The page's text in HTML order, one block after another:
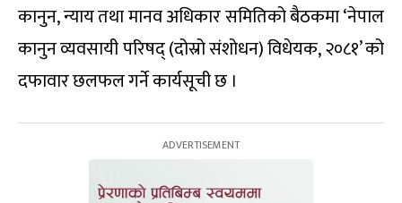
कानुन, न्याय तथा मानव अधिकार समितिको बैठकमा ‘नेपाल
कानुन व्यवसायी परिषद् (दोस्रो संशोधन) विधेयक, २०८१’ को
दफावार छलफल गर्ने कार्यसूची छ ।